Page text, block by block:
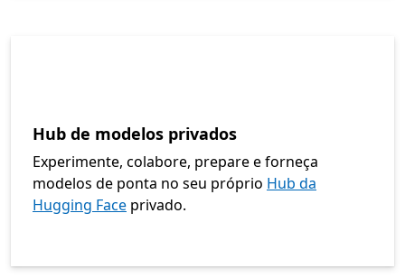
Hub de modelos privados
Experimente, colabore, prepare e forneça
modelos de ponta no seu próprio Hub da
Hugging Face privado.